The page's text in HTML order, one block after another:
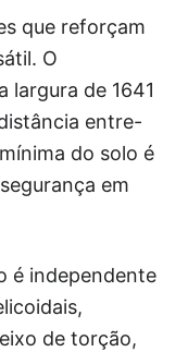
que reforçam
O
largura de 1641
entre-
do solo é
em
é independente
de torção,